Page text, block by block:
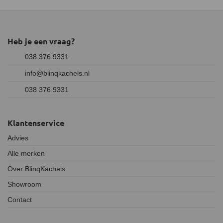
Heb je een vraag?
038 376 9331
info@blinqkachels.nl
038 376 9331
Klantenservice
Advies
Alle merken
Over BlinqKachels
Showroom
Contact